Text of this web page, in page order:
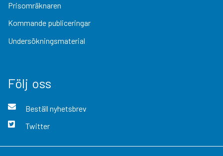
Prisomräknaren
Kommande publiceringar
Undersökningsmaterial
Följ oss
Beställ nyhetsbrev
Twitter